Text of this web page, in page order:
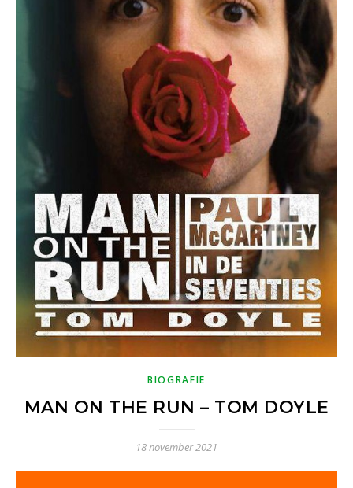
BIOGRAFIE
MAN ON THE RUN – TOM DOYLE
18 november 2021